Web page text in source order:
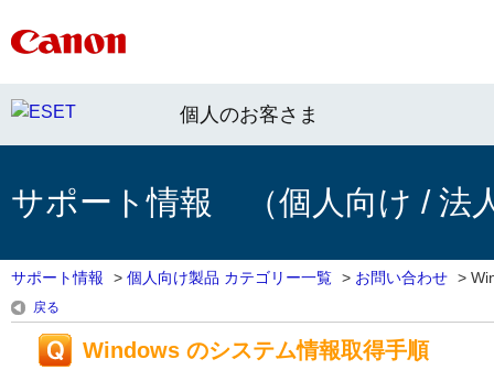
個人のお客さま
サポート情報 （個人向け / 法
サポート情報 > 個人向け製品 カテゴリー一覧 > お問い合わせ >
戻る
Windows のシステム情報取得手順